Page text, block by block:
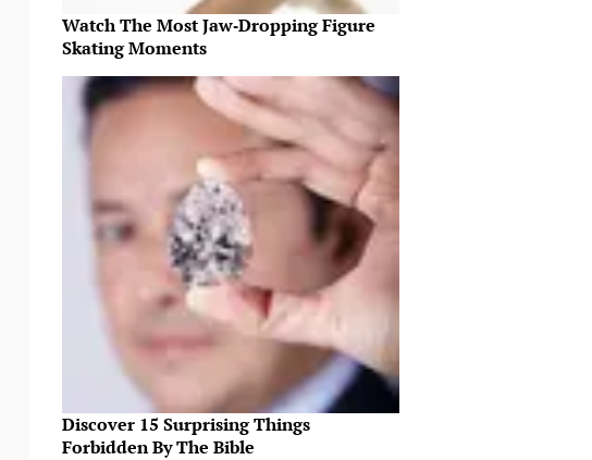
Watch The Most Jaw‑Dropping Figure
Skating Moments
Discover 15 Surprising Things
Forbidden By The Bible